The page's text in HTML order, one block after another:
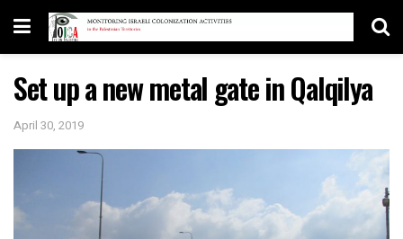
Set up a new metal gate in Qalqilya
April 30, 2019